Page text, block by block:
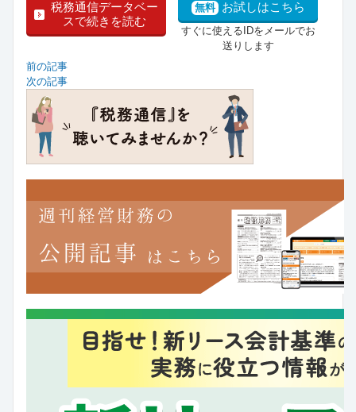
税務通信データベー
スで続きを読む
無料 お試しはこちら
すぐに使えるIDをメールでお
送りします
前の記事
次の記事